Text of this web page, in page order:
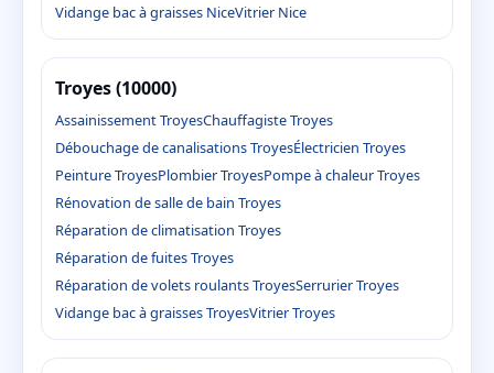
Vidange bac à graisses NiceVitrier Nice
Troyes (10000)
Assainissement TroyesChauffagiste Troyes
Débouchage de canalisations TroyesÉlectricien Troyes
Peinture TroyesPlombier TroyesPompe à chaleur Troyes
Rénovation de salle de bain Troyes
Réparation de climatisation Troyes
Réparation de fuites Troyes
Réparation de volets roulants TroyesSerrurier Troyes
Vidange bac à graisses TroyesVitrier Troyes